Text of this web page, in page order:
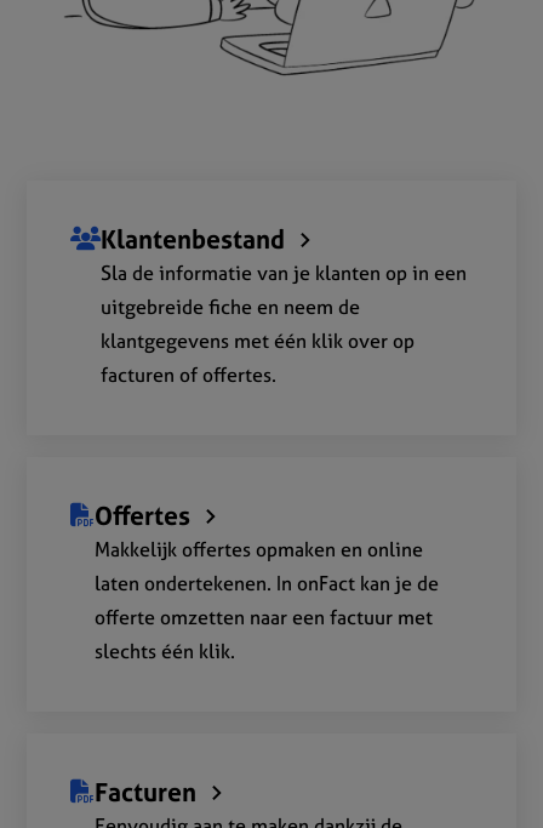
Klantenbestand
Sla de informatie van je klanten op in een
uitgebreide fiche en neem de
klantgegevens met één klik over op
facturen of offertes.
Offertes
Makkelijk offertes opmaken en online
laten ondertekenen. In onFact kan je de
offerte omzetten naar een factuur met
slechts één klik.
Facturen